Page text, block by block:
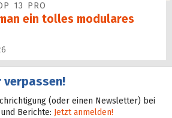
13 PRO
ein tolles modulares
verpassen!
(oder einen Newsletter) bei
Berichte: Jetzt anmelden!